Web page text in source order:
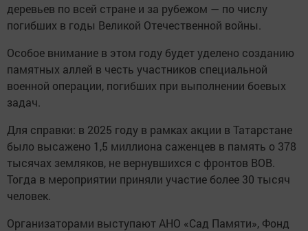
деревьев по всей стране и за рубежом — по числу
погибших в годы Великой Отечественной войны.
Особое внимание в этом году будет уделено созданию
памятных аллей в честь участников специальной
военной операции, погибших при выполнении боевых
задач.
Для справки: в 2025 году в рамках акции в Татарстане
было высажено 1,5 миллиона саженцев в память о 378
тысячах земляков, не вернувшихся с фронтов ВОВ.
Тогда в мероприятии приняли участие более 30 тысяч
человек.
Организаторами выступают АНО «Сад Памяти», Фонд